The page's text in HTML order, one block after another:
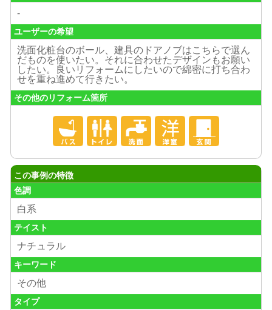
-
ユーザーの希望
洗面化粧台のボール、建具のドアノブはこちらで選ん
だものを使いたい。それに合わせたデザインもお願い
したい。良いリフォームにしたいので綿密に打ち合わ
せを重ね進めて行きたい。
その他のリフォーム箇所
この事例の特徴
色調
白系
テイスト
ナチュラル
キーワード
その他
タイプ